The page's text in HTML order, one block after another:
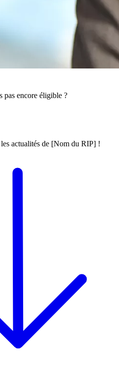
pas encore éligible ?
actualités de [Nom du RIP] !